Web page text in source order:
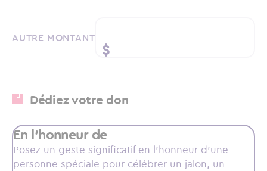
AUTRE MONTANT
$
Dédiez votre don
Dédiez votre don
Type d'hommage
En l'honneur de
Posez un geste significatif en l’honneur d’une
personne spéciale pour célébrer un jalon, un